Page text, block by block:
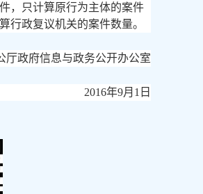
，只计算原行为主体的案件
行政复议机关的案件数量。
厅政府信息与政务公开办公室
2016年9月1日